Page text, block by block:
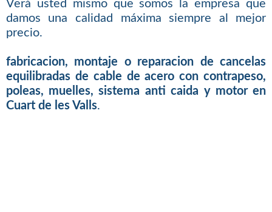
Verá usted mismo que somos la empresa que
damos una calidad máxima siempre al mejor
precio.
fabricacion, montaje o reparacion de cancelas
equilibradas de cable de acero con contrapeso,
poleas, muelles, sistema anti caida y motor en
Cuart de les Valls.